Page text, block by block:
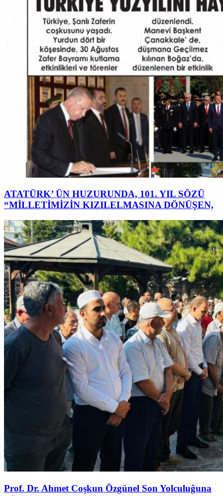
ATATÜRK’ ÜN HUZURUNDA, 101. YIL SÖZÜ
“MİLLETİMİZİN KIZILELMASINA DÖNÜŞEN,
Prof. Dr. Ahmet Coşkun Özgünel Son Yolculuğuna